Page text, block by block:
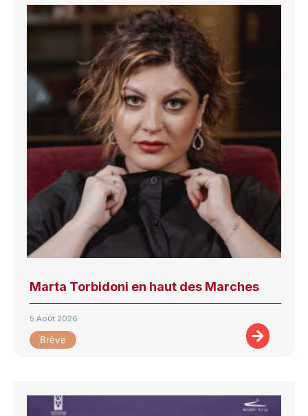
Marta Torbidoni en haut des Marches
5 Août 2026
Brève